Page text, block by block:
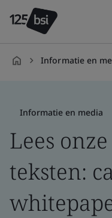
Informatie en
Informatie en media
Lees
teksten: